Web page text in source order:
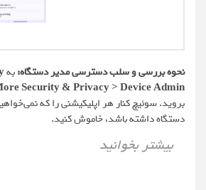
نحوه بررسی و سلب دسترسی مدیر دستگاه:به
Security & Privacy > Device Admin
بروید. سوئیچ کنار هر اپلیکیشنی را که
دستگاه داشته باشد، خاموش کنید.
بیشتر بخوانید